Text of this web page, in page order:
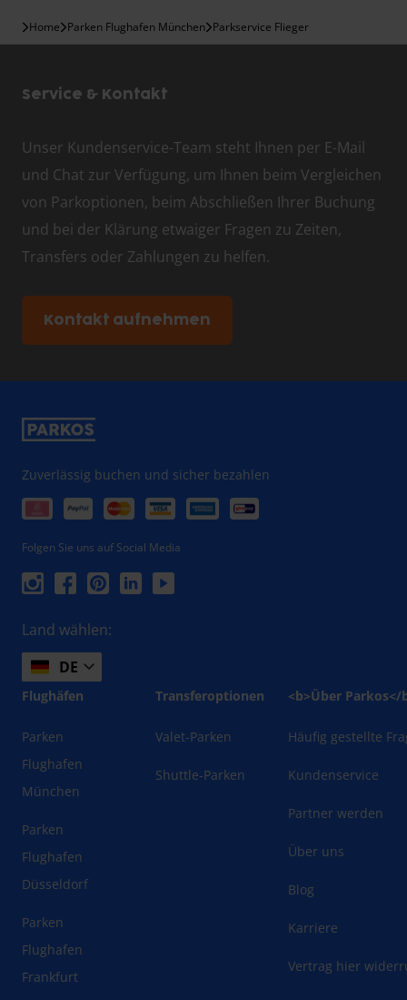
Home Parken Flughafen München Parkservice Flieger
Service & Kontakt
Unser Kundenservice-Team steht Ihnen per E-Mail
und Chat zur Verfügung, um Ihnen beim Vergleichen
von Parkoptionen, beim Abschließen Ihrer Buchung
und bei der Klärung etwaiger Fragen zu Zeiten,
Transfers oder Zahlungen zu helfen.
Kontakt aufnehmen
Zuverlässig buchen und sicher bezahlen
Folgen Sie uns auf Social Media
Land wählen:
DE
Flughäfen
Parken
Flughafen
München
Parken
Flughafen
Düsseldorf
Parken
Flughafen
Frankfurt
Transferoptionen
Valet-Parken
Shuttle-Parken
<b>Über Parkos</
Häufig gestellte
Kundenservice
Partner werden
Über uns
Blog
Karriere
Vertrag hier